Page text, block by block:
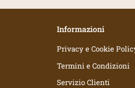
Informazioni
Privacy e Cookie
Termini e Condizioni
Servizio Clienti